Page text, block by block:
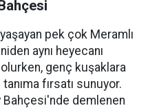
pek çok Meramlı
aynı heyecanı
genç kuşaklara
fırsatı sunuyor.
Bahçesi'nde demlenen